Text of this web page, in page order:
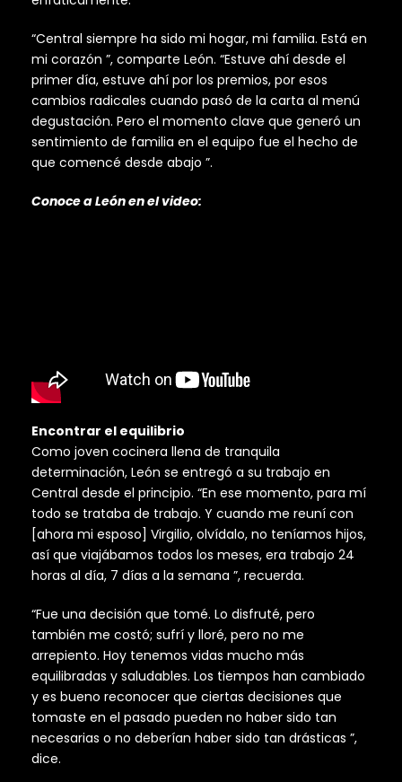
“Central siempre ha sido mi hogar, mi familia. Está en
mi corazón ”, comparte León. “Estuve ahí desde el
primer día, estuve ahí por los premios, por esos
cambios radicales cuando pasó de la carta al menú
degustación. Pero el momento clave que generó un
sentimiento de familia en el equipo fue el hecho de
que comencé desde abajo ”.
Conoce a León en el video:
Encontrar el equilibrio
Como joven cocinera llena de tranquila
determinación, León se entregó a su trabajo en
Central desde el principio. “En ese momento, para mí
todo se trataba de trabajo. Y cuando me reuní con
[ahora mi esposo] Virgilio, olvídalo, no teníamos hijos,
así que viajábamos todos los meses, era trabajo 24
horas al día, 7 días a la semana ”, recuerda.
“Fue una decisión que tomé. Lo disfruté, pero
también me costó; sufrí y lloré, pero no me
arrepiento. Hoy tenemos vidas mucho más
equilibradas y saludables. Los tiempos han cambiado
y es bueno reconocer que ciertas decisiones que
tomaste en el pasado pueden no haber sido tan
necesarias o no deberían haber sido tan drásticas ”,
dice.